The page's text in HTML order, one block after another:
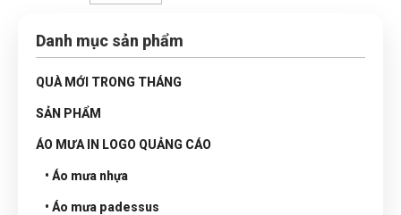
Danh mục sản phẩm
QUÀ MỚI TRONG THÁNG
SẢN PHẨM
ÁO MƯA IN LOGO QUẢNG CÁO
• Áo mưa nhựa
• Áo mưa padessus